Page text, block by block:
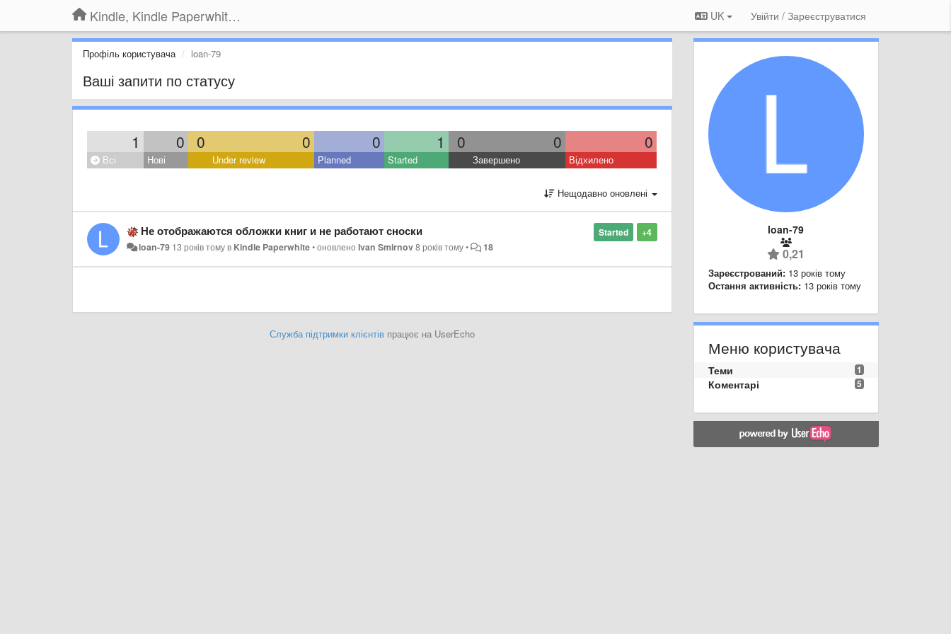
Kindle, Kindle Paperwhite, Kindle Voyage UK Увійти / Зареєструватися
Профіль користувача loan-79
Ваші запити по статусу
1 0 0 0 0 1 0 0 0
Всі Нові Under review Planned Started Завершено Відхилено
Нещодавно оновлені
+4
Started
Не отображаются обложки книг и не работают сноски
loan-79 13 років томув Kindle Paperwhite•оновленоIvan Smirnov8 років тому• 18
Служба підтримки клієнтівпрацює на UserEcho
loan-79
0,21
Зареєстрований: 13 років тому
Остання активність: 13 років тому
Меню користувача
1
Теми
5
Коментарі